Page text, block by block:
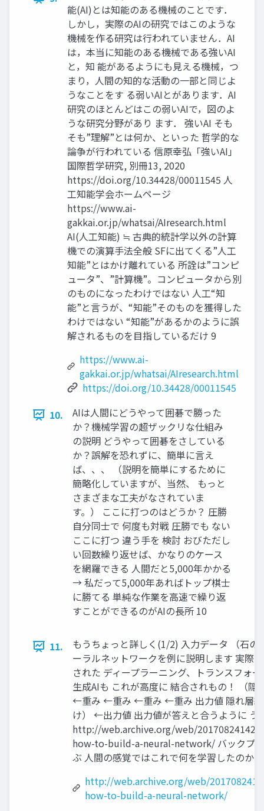
能(AI)とは知能のある機械のことです．
しかし，実際のAIの研究ではこのような
機械を作る研究は行われていません．AI
は，本当に知能のある機械である強いAI
と，知 能があるようにも見える機械，つ
まり，人間の知的な活動の一部と同じよ
うなことをす る弱いAIとがあります．AI
研究のほとんどはこの弱いAIで，図のよ
うな研究分野があり ます． 強いAI そも
そも”理解”とは何か、といった 哲学的な
論争が行われている 信原幸弘「強いAI」
国際哲学研究, 別冊13, 2020
https://doi.org/10.34428/00011545 人
工知能学会ホームページ
https://www.ai-
gakkai.or.jp/whatsai/AIresearch.html
AI(人工知能) ≒ 古典的統計学以外の計算
機での演算手法全般 SFに出てくる”人工
知能”とはかけ離れている 所詮は”コンピ
ュータ”、”計算機”。コンピュータから別
のものになったわけではない 人工“知
能”と言うが、“知能”そのものを獲得した
わけではない “知能”があるかのように誤
解されるものを目指しているだけ 9
https://www.ai-
gakkai.or.jp/whatsai/AIresearch.html
https://doi.org/10.34428/00011545
10.
AIは人間にどうやって囲碁で勝った
か？機械学習の超ザックリな仕組み
の説明 どうやって囲碁をさしている
か？誤解を恐れずに、簡単に言え
ば、、、 （説明を簡単にするために
簡略化していますが、当然、 もっと
さまざまな工夫がなされていま
す。） ここに打つのはどうか？ 圧勝
自分同士で 何度も対戦 圧勝でも ない
ここに打つ 違う手を 検討 おびただし
い回数繰り返せば、かなりのケース
を網羅できる 人間だと5,000年かかる
→ 私だって5,000年あればトップ棋士
に勝てる 単純な作業を高速で繰り返
すことができるのがAIの長所 10
11.
もうちょっと詳しく(1/2) 入力データ （石
ーラルネットワークを例に説明します 実際
された ディープラーニング、トランスフォ
生成AIも これが高度に 結合されもの！ （
←重み ←重み ←重み ←重み 出力値 隠れ層
け） ←出力値 出力値が答えと合うように う
http://web.archive.org/web/
how-to-build-a-neural-network/ バックプロ
ぶ 人間の感覚ではこれで何を学習したのか
http://web.archive.org/web/
how-to-build-a-neural-network/